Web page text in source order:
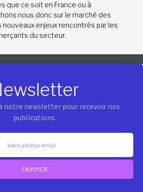
que ce soit en France ou à
nous donc sur le marché des
enjeux rencontrés par les
du secteur.
notre newsletter pour recevoir nos
publications.